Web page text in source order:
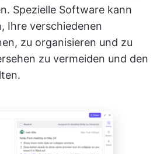
Spezielle Software kann
Ihre verschiedenen
zu organisieren und zu
zu vermeiden und den